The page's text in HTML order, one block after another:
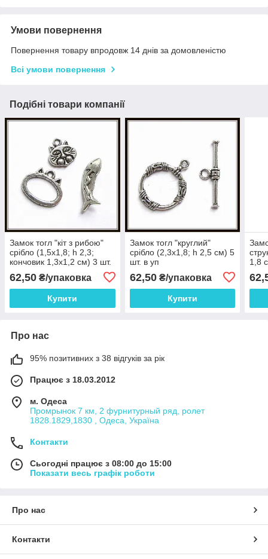
Умови повернення
Повернення товару впродовж 14 днів за домовленістю
Всі умови повернення
Подібні товари компанії
Замок тогл "кіт з рибою"
срібло (1,5х1,8; h 2,3;
кончовик 1,3х1,2 см) 3 шт.
62,50 ₴/упаковка
Купити
Замок тогл "круглий"
срібло (2,3х1,8; h 2,5 см) 5
шт. в уп
62,50₴/упаковка
Купити
1,8
Про нас
95% позитивних з 38 відгуків за рік
Працює з 18.03.2012
м. Одеса
Промрынок 7 км, 2 фурнитурный ряд, ролет
1828.1829,1830 , Одеса, Україна
Контакти
Сьогодні працює з 08:00 до 15:00
Показати весь графік роботи
Про нас
Контакти